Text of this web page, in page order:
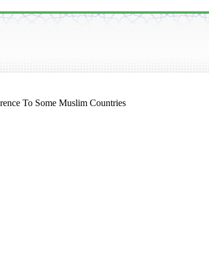
To Some Muslim Countries